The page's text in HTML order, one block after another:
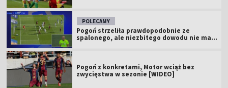
POLECAMY
Pogoń strzeliła prawdopodobnie ze
spalonego, ale niezbitego dowodu nie ma...
Pogoń z konkretami, Motor wciąż bez
zwycięstwa w sezonie [WIDEO]